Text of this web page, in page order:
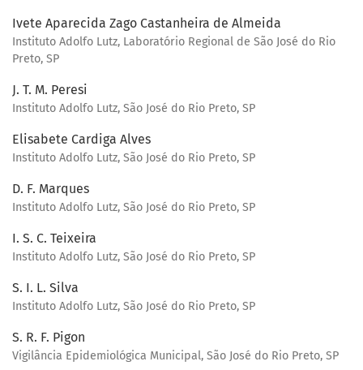
Ivete Aparecida Zago Castanheira de Almeida
Instituto Adolfo Lutz, Laboratório Regional de São José do Rio
Preto, SP
J. T. M. Peresi
Instituto Adolfo Lutz, São José do Rio Preto, SP
Elisabete Cardiga Alves
Instituto Adolfo Lutz, São José do Rio Preto, SP
D. F. Marques
Instituto Adolfo Lutz, São José do Rio Preto, SP
I. S. C. Teixeira
Instituto Adolfo Lutz, São José do Rio Preto, SP
S. I. L. Silva
Instituto Adolfo Lutz, São José do Rio Preto, SP
S. R. F. Pigon
Vigilância Epidemiológica Municipal, São José do Rio Preto, SP